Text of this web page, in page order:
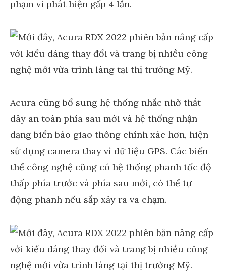
phạm vi phát hiện gấp 4 lần.
Acura cũng bổ sung hệ thống nhắc nhở thắt
dây an toàn phía sau mới và hệ thống nhận
dạng biển báo giao thông chính xác hơn, hiện
sử dụng camera thay vì dữ liệu GPS. Các biến
thể công nghệ cũng có hệ thống phanh tốc độ
thấp phía trước và phía sau mới, có thể tự
động phanh nếu sắp xảy ra va chạm.